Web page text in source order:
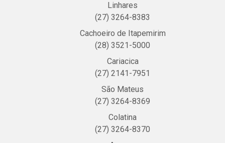
Linhares
(27) 3264-8383
Cachoeiro de Itapemirim
(28) 3521-5000
Cariacica
(27) 2141-7951
São Mateus
(27) 3264-8369
Colatina
(27) 3264-8370